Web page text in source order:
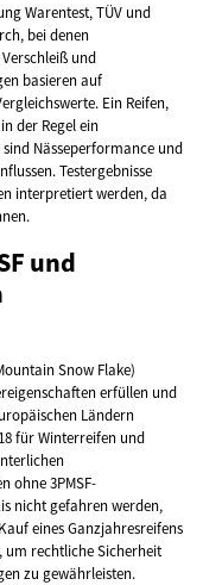
Warentest, TÜV und
bei denen
und
basieren auf
Ein Reifen,
der Regel ein
Nässeperformance und
Testergebnisse
interpretiert werden, da
und
Snow Flake)
erfüllen und
Ländern
für Winterreifen und
ohne 3PMSF-
nicht gefahren werden,
eines Ganzjahresreifens
um rechtliche Sicherheit
zu gewährleisten.